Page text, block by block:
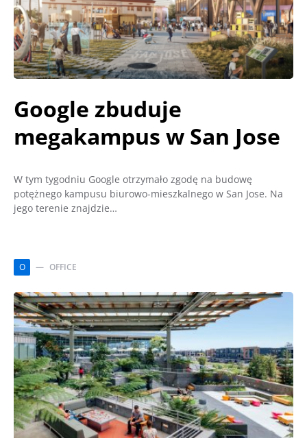
Google zbuduje
megakampus w San Jose
W tym tygodniu Google otrzymało zgodę na budowę
potężnego kampusu biurowo-mieszkalnego w San Jose. Na
jego terenie znajdzie…
O OFFICE